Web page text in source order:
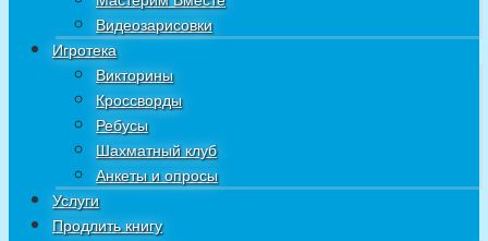
Видеозарисовки
Игротека
Викторины
Кроссворды
Ребусы
Шахматный клуб
Анкеты и опросы
Услуги
Продлить книгу